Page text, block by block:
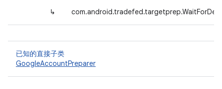
↳
已知的直接子类
GoogleAccountPreparer